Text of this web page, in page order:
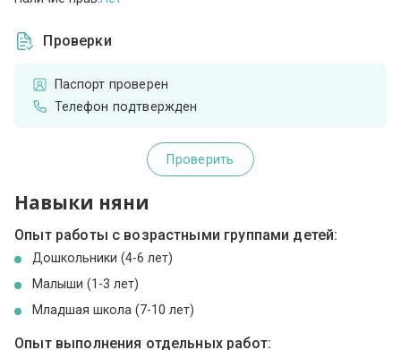
Проверки
Паспорт проверен
Телефон подтвержден
Проверить
Навыки няни
Опыт работы с возрастными группами детей:
Дошкольники (4-6 лет)
Малыши (1-3 лет)
Младшая школа (7-10 лет)
Опыт выполнения отдельных работ: